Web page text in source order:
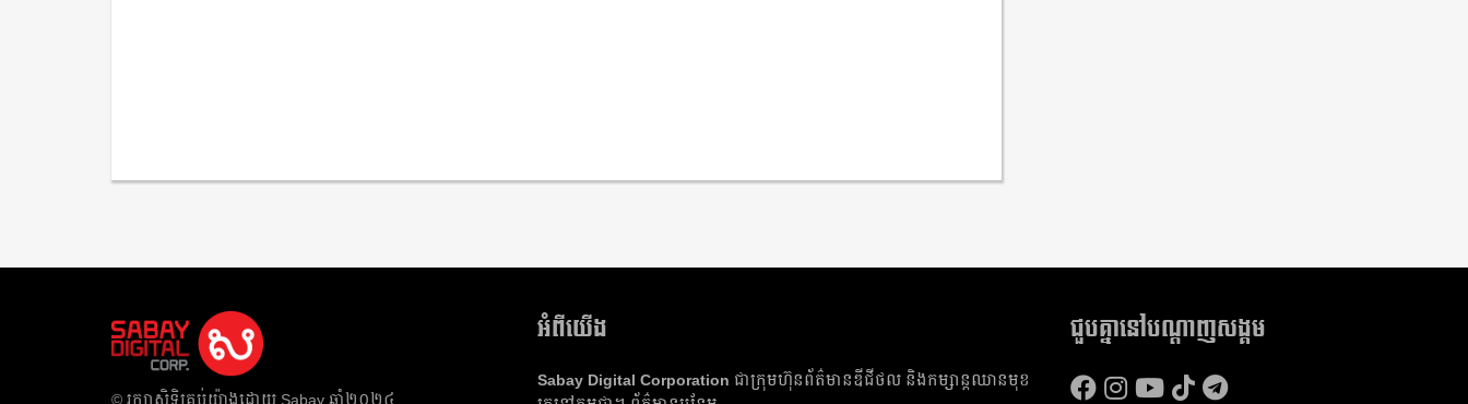
​© រក្សា​សិទ្ធិ​គ្រប់​យ៉ាង​ដោយ​ Sabay ឆ្នាំ​២០២៤
អំពីយើង
Sabay Digital Corporation ជា​ក្រុមហ៊ុន​ព័ត៌មាន​ឌីជីថល និង​កម្សាន្ត​ឈាន​មុខ​
ជួបគ្នានៅបណ្តាញសង្គម